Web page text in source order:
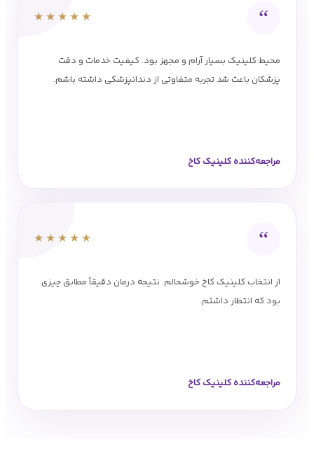
“
★★★★★
محیط کلینیک بسیار آرام و مجهز بود. کیفیت خدمات و دقت
پزشکان باعث شد تجربه متفاوتی از دندانپزشکی داشته باشم.
مراجعه‌کننده کلینیک کاخ
“
★★★★★
از انتخاب کلینیک کاخ خوشحالم. نتیجه درمان دقیقاً مطابق چیزی
بود که انتظار داشتم.
مراجعه‌کننده کلینیک کاخ